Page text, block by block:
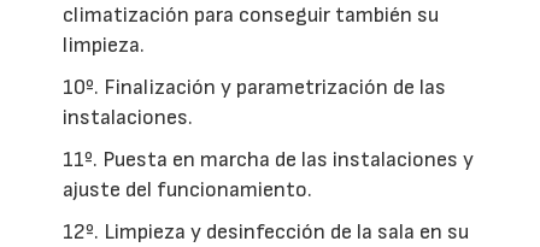
climatización para conseguir también su
limpieza.
10º. Finalización y parametrización de las
instalaciones.
11º. Puesta en marcha de las instalaciones y
ajuste del funcionamiento.
12º. Limpieza y desinfección de la sala en su